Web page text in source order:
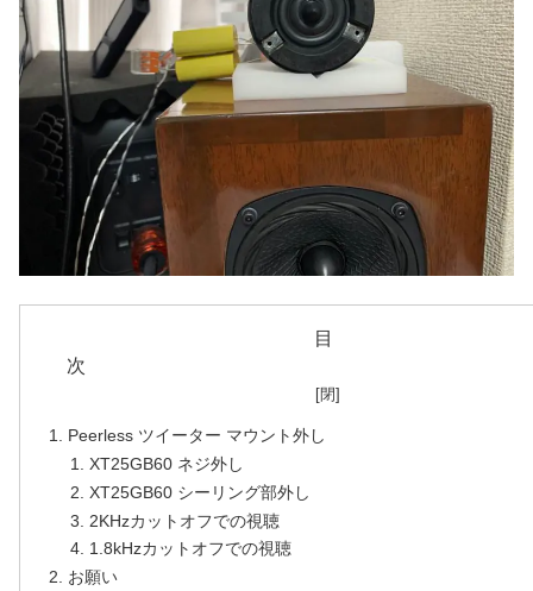
目
Peerless ツイーター マウント外し
XT25GB60 ネジ外し
XT25GB60 シーリング部外し
2KHzカットオフでの視聴
1.8kHzカットオフでの視聴
お願い